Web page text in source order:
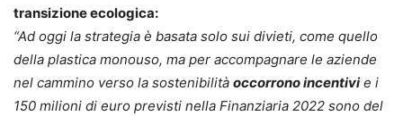
transizione ecologica:
“Ad oggi la strategia è basata solo sui divieti, come quello
della plastica monouso, ma per accompagnare le aziende
nel cammino verso la sostenibilità occorrono incentivie i
150 milioni di euro previsti nella Finanziaria 2022 sono del